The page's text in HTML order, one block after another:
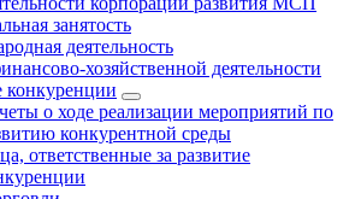
занятость
деятельность
хозяйственной деятельности
конкуренции
о ходе реализации мероприятий по
конкурентной среды
ответственные за развитие